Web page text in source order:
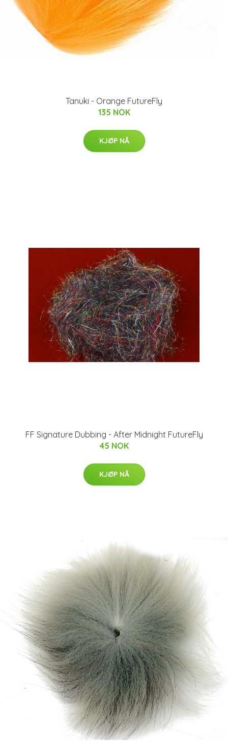
Tanuki - Orange FutureFly
135 NOK
KJØP NÅ
FF Signature Dubbing - After Midnight FutureFly
45 NOK
KJØP NÅ